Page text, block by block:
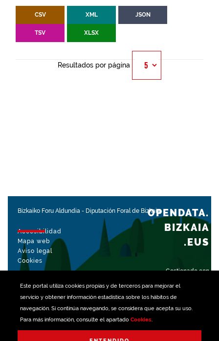
Este portal utiliza cookiespropias y de terceros para mejorar el
servicio y obtener información estadística sobre los hábitos de
navegación. Si continúa navegando, se considera que acepta su uso.
Para más información, consulte el apartado Cookies.
CSV XML JSON
TSV XLSX
Resultados por página
Bizkaiko Foru Aldundia - Diputación Foral de Bizkaia
Accesibilidad
Mapa web
Aviso legal
Cookies
Gestionado con
OPENDATA.
BIZKAIA
.EUS